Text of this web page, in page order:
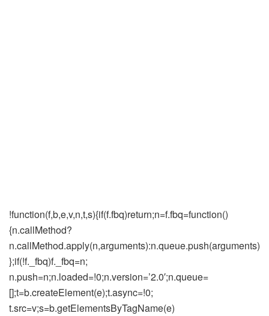
!function(f,b,e,v,n,t,s){if(f.fbq)return;n=f.fbq=function()
{n.callMethod?
n.callMethod.apply(n,arguments):n.queue.push(arguments)
};if(!f._fbq)f._fbq=n;
n.push=n;n.loaded=!0;n.version=’2.0′;n.queue=
[];t=b.createElement(e);t.async=!0;
t.src=v;s=b.getElementsByTagName(e)